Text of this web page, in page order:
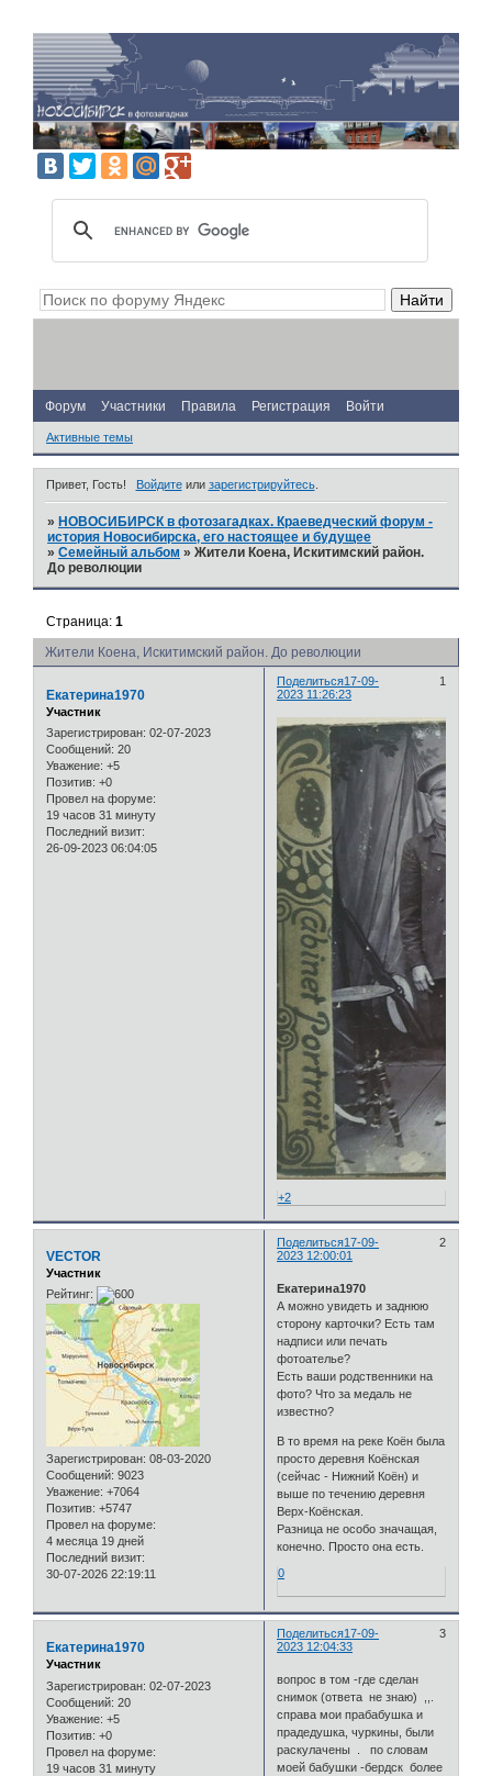
Форум Участники Правила Регистрация Войти
Активные темы
Привет, Гость! Войдитеили зарегистрируйтесь.
» НОВОСИБИРСК в фотозагадках. Краеведческий форум -
история Новосибирска, его настоящее и будущее
»Семейный альбом »Жители Коена, Искитимский район.
До революции
Жители Коена, Искитимский район. До революции
Страница:1
Поделиться 1
17-09-
2023 11:26:23
Екатерина1970
Участник
Зарегистрирован: 02-07-2023
Сообщений: 20
Уважение: +5
Позитив: +0
Провел на форуме:
19 часов 31 минуту
Последний визит:
26-09-2023 06:04:05
+2
Поделиться 2
17-09-
2023 12:00:01
VECTOR
Участник
Рейтинг:
Зарегистрирован: 08-03-2020
Сообщений: 9023
Уважение: +7064
Позитив: +5747
Провел на форуме:
4 месяца 19 дней
Последний визит:
30-07-2026 22:19:11
Екатерина1970
А можно увидеть и заднюю
сторону карточки? Есть там
надписи или печать
фотоателье?
Есть ваши родственники на
фото? Что за медаль не
известно?
В то время на реке Коён была
просто деревня Коёнская
(сейчас - Нижний Коён) и
выше по течению деревня
Верх-Коёнская.
Разница не особо значащая,
конечно. Просто она есть.
0
Поделиться 3
17-09-
2023 12:04:33
Екатерина1970
Участник
Зарегистрирован: 02-07-2023
Сообщений: 20
Уважение: +5
Позитив: +0
Провел на форуме:
19 часов 31 минуту
вопрос в том -где сделан
снимок (ответа не знаю) ,,.
справа мои прабабушка и
прадедушка, чуркины, были
раскулачены . по словам
моей бабушки -бердск более